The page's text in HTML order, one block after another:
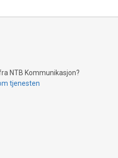
NTB Kommunikasjon?
tjenesten